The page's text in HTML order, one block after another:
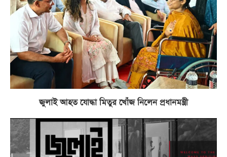
জুলাই আহত যোদ্ধা মিতুর খোঁজ নিলেন প্রধানমন্ত্রী